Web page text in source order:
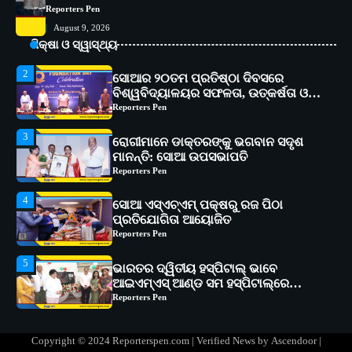
Reporters Pen
August 9, 2026
ଶିକ୍ଷା ଓ ସ୍ୱାସ୍ଥ୍ୟ
2
ଅଗ୍ରଗତିର ସ୍ମୃତିଚାରଣ
Reporters Pen
3
ରୋଗୀମାନେ ଡାକ୍ତରଙ୍କୁ ଭଗବାନ ସଦୃଶ
ମାନନ୍ତି: ସୋଆ ଉପସଭାପତି
Reporters Pen
4
ସୋଆ ଏସ୍‌ଏଚ୍‌ଏମ୍ ପକ୍ଷରୁ ରଜ ପିଠା
ପ୍ରତିଯୋଗିତା ଆୟୋଜିତ
Reporters Pen
5
ଭାରତର ଦ୍ୱିତୀୟ ହସ୍ପିଟାଲ୍ ଭାବେ
ଆଇଏମ୍‌ଏସ୍ ଆଣ୍ଡ ସମ ହସ୍ପିଟାଲ୍‌ରେ
ଅତ୍ୟାଧୁନିକ ଡିଜିସ୍କାନର ସ୍ଥାପନ
Reporters Pen
1
ସୋଆ ପକ୍ଷରୁ ରାୱେ କାର୍ଯ୍ୟକ୍ରମ ଅଧୀନରେ
୧୧ଟି ଗ୍ରାମରେ ୧୬ଟି କୃଷକ ପ୍ରଶିକ୍ଷଣ
କାର୍ଯ୍ୟକ୍ରମ ଆୟୋଜିତ
Reporters Pen
ବିଶ୍ୱବିଦ୍ୟାଳୟର ସଫଳତା, ଉତ୍କର୍ଷତା ଓ
Copyright © 2024 Reporterspen.com | Verified News by Ascendoor|